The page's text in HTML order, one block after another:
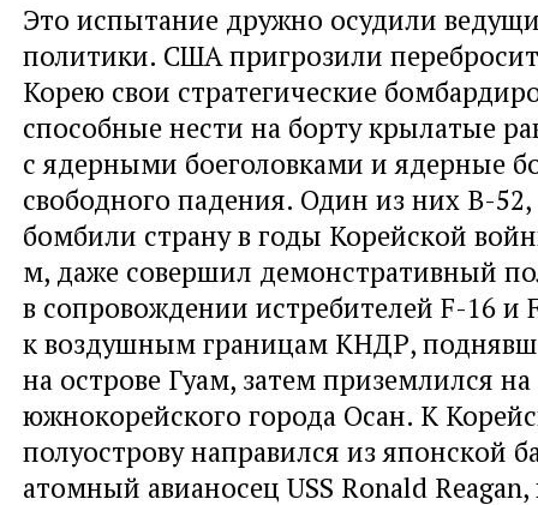
Это испытание дружно осудили
политики. США пригрозили
Корею свои стратегические
способные нести на борту крылатые
с ядерными боеголовками и ядерные
свободного падения. Один из них В-52,
бомбили страну в годы Корейской
м, даже совершил демонстративный
в сопровождении истребителей F-16 и
к воздушным границам КНДР,
на острове Гуам, затем приземлился
южнокорейского города Осан. К
полуострову направился из японской
атомный авианосец USS Ronald Reagan,